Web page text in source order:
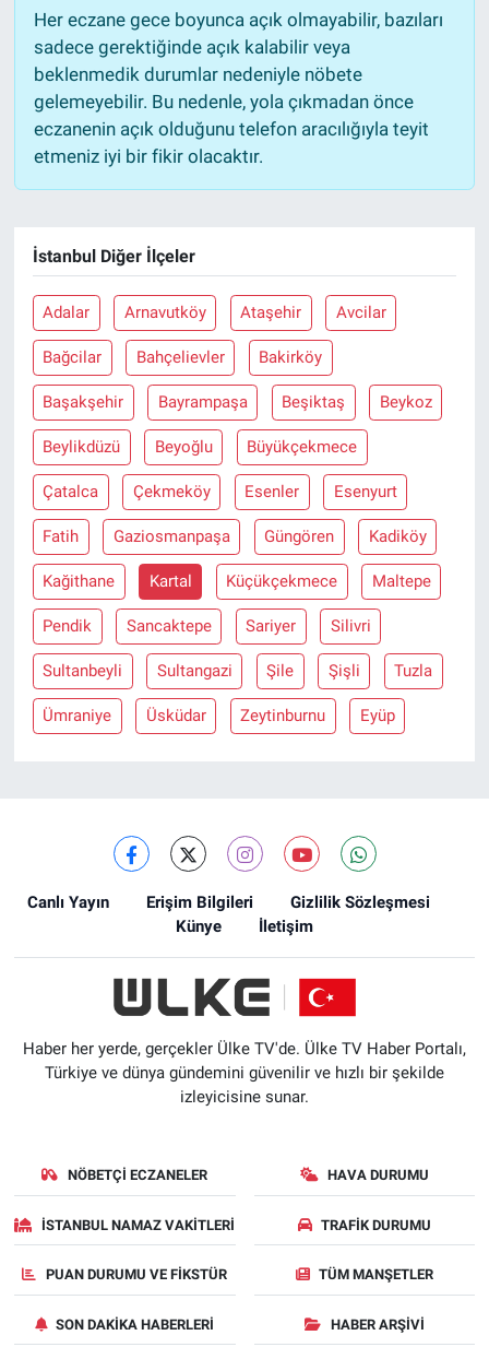
Her eczane gece boyunca açık olmayabilir, bazıları
sadece gerektiğinde açık kalabilir veya
beklenmedik durumlar nedeniyle nöbete
gelemeyebilir. Bu nedenle, yola çıkmadan önce
eczanenin açık olduğunu telefon aracılığıyla teyit
etmeniz iyi bir fikir olacaktır.
İstanbul Diğer İlçeler
Adalar Arnavutköy Ataşehir Avcilar
Bağcilar Bahçelievler Bakirköy
Başakşehir Bayrampaşa Beşiktaş Beykoz
Beylikdüzü Beyoğlu Büyükçekmece
Çatalca Çekmeköy Esenler Esenyurt
Fatih Gaziosmanpaşa Güngören Kadiköy
Kağithane Kartal Küçükçekmece Maltepe
Pendik Sancaktepe Sariyer Silivri
Sultanbeyli Sultangazi Şile Şişli Tuzla
Ümraniye Üsküdar Zeytinburnu Eyüp
Canlı Yayın Erişim Bilgileri
Gizlilik Sözleşmesi
Künye
İletişim
Haber her yerde, gerçekler Ülke TV'de. Ülke TV Haber Portalı,
Türkiye ve dünya gündemini güvenilir ve hızlı bir şekilde
izleyicisine sunar.
NÖBETÇI ECZANELER HAVA DURUMU
İSTANBUL NAMAZ VAKITLERI TRAFIK DURUMU
PUAN DURUMU VE FIKSTÜR TÜM MANŞETLER
SON DAKIKA HABERLERI HABER ARŞIVI